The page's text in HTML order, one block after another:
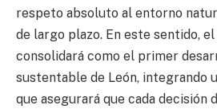
respeto absoluto al entorno
de largo plazo. En este sentido,
consolidará como el primer
sustentable de León, integrando
que asegurará que cada decisión